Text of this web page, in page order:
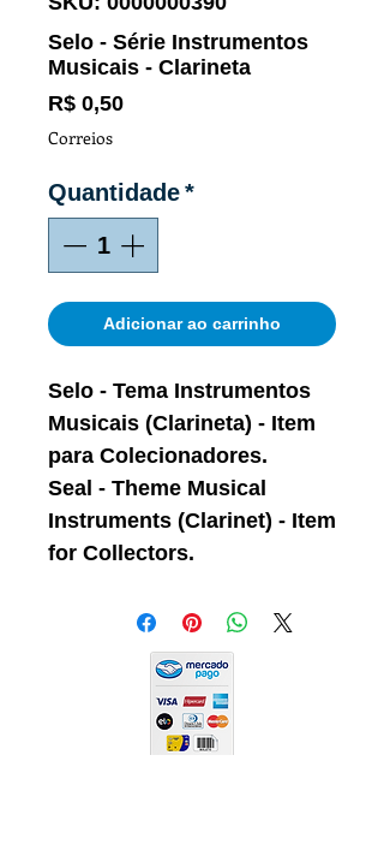
Selo - Série Instrumentos
Musicais - Clarineta
R$ 0,50Preço
Correios
Quantidade*
Adicionar ao carrinho
Selo - Tema Instrumentos
Musicais (Clarineta) - Item
para Colecionadores.
Seal - Theme Musical
Instruments (Clarinet) - Item
for Collectors.